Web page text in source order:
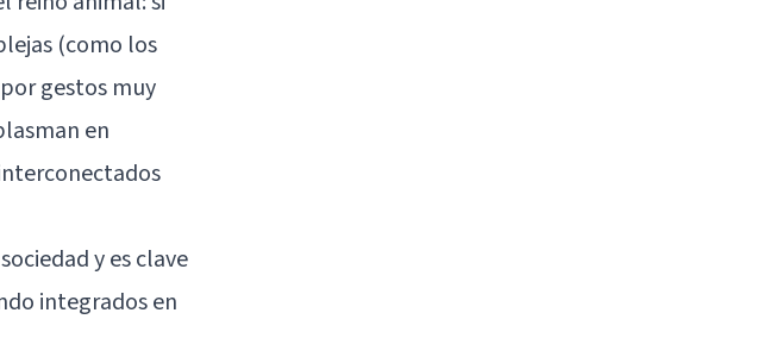
(como los
gestos muy
en
y es clave
integrados en